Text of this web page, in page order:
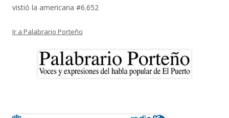
vistió la americana #6.652
Ir a Palabrario Porteño